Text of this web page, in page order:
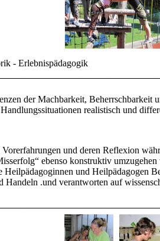
- Erlebnispädagogik
der Machbarkeit,
realistisch und
und deren Reflexion
ebenso konstruktiv
Heilpädagoginnen und Heilpädagogen
Handeln .und verantworten auf